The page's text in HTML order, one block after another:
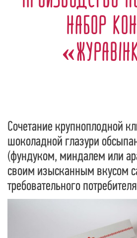
набор
Сочетание крупноплодной
шоколадной глазури
(фундуком, миндалем или
своим изысканным вкусом
требовательного